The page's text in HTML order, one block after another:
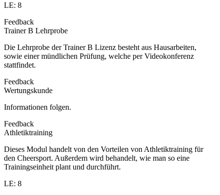
LE: 8
Feedback
Trainer B Lehrprobe
Die Lehrprobe der Trainer B Lizenz besteht aus Hausarbeiten,
sowie einer mündlichen Prüfung, welche per Videokonferenz
stattfindet.
Feedback
Wertungskunde
Informationen folgen.
Feedback
Athletiktraining
Dieses Modul handelt von den Vorteilen von Athletiktraining für
den Cheersport. Außerdem wird behandelt, wie man so eine
Trainingseinheit plant und durchführt.
LE: 8